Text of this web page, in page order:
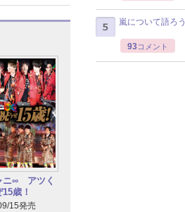
ニ∞ アツく
歳！
15発売
嵐について語ろう
93コメント